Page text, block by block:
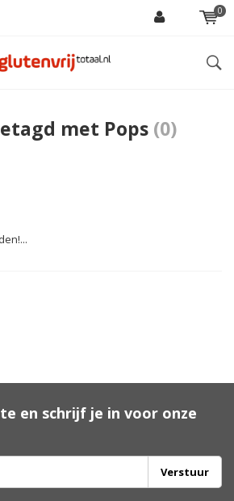
0
met Pops (0)
en schrijf je in voor onze
Verstuur